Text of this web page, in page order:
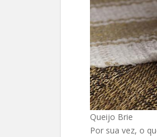
Queijo Brie
Por sua vez, o